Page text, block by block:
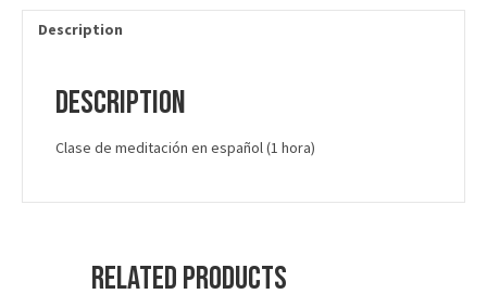
Description
Description
Clase de meditación en español (1 hora)
Related products